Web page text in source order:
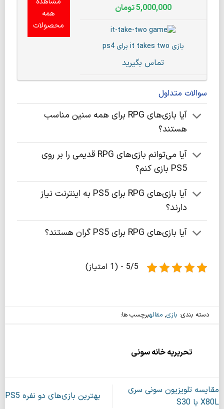
5,000,000تومان
بازی it takes two برای ps4
تماس بگیرید
همه
محصولات
سوالات متداول
آیا بازی‌های RPG برای همه سنین مناسب
هستند؟
آیا می‌توانم بازی‌های RPG قدیمی را بر روی
PS5 بازی کنم؟
آیا بازی‌های RPG برای PS5 به اینترنت نیاز
دارند؟
آیا بازی‌های RPG برای PS5 گران هستند؟
5/5 - (1 امتیاز)
دسته بندی: بازی, مقالهبرچسب ها:
تحریریه خانه سونی
مقایسه تلویزیون سونی سری
X80L با S30
بهترین بازی‌های دو نفره PS5